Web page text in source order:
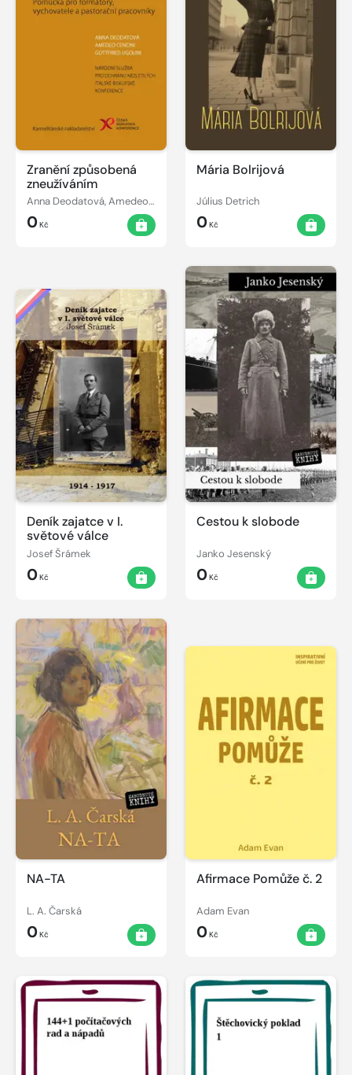
Zranění způsobená
zneužíváním
Anna Deodatová, Amedeo Cencini, Gottfried Ugolini
0Kč
Mária Bolrijová
Július Detrich
0Kč
Deník zajatce v I.
světové válce
Josef Šrámek
0Kč
Cestou k slobode
Janko Jesenský
0Kč
NA-TA
L. A. Čarská
0Kč
Afirmace Pomůže č. 2
Adam Evan
0Kč